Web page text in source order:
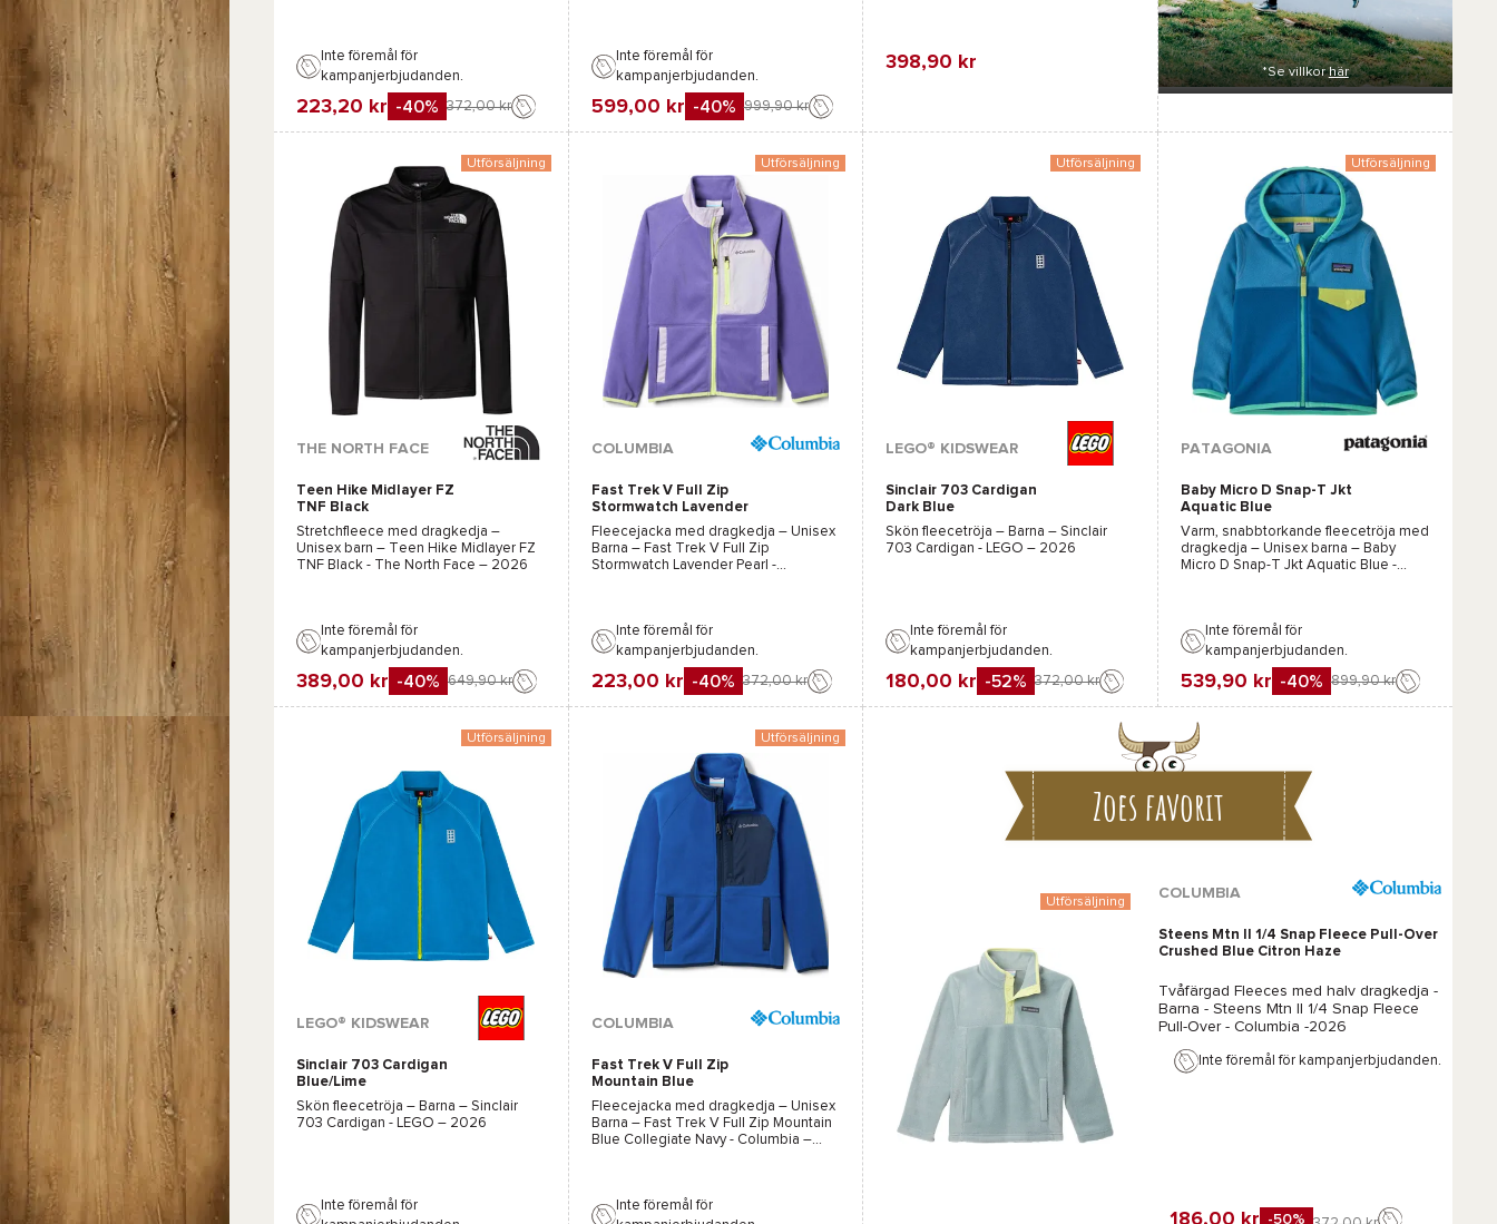
Inte föremål för
kampanjerbjudanden.
223,20 kr -40% 372,00 kr
Inte föremål för
kampanjerbjudanden.
599,00 kr -40% 999,90 kr
398,90 kr *Se villkorhär
Utförsäljning
THE NORTH FACE
Teen Hike Midlayer FZ
TNF Black
Stretchfleece med dragkedja –
Unisex barn –
Teen Hike Midlayer FZ
TNF Black - The North Face – 2026
Inte föremål för
kampanjerbjudanden.
389,00 kr -40% 649,90 kr
Utförsäljning
Svart Marinblå
COLUMBIA
Fast Trek V Full Zip
Stormwatch Lavender
Pearl
Fleecejacka med dragkedja – Unisex
Barna – Fast Trek V Full Zip
Stormwatch Lavender Pearl -
Inte föremål för
kampanjerbjudanden.
223,00 kr -40% 372,00 kr
Utförsäljning
Rosa Blå
LEGO® KIDSWEAR
Sinclair 703 Cardigan
Dark Blue
Skön fleecetröja – Barna – Sinclair
703 Cardigan - LEGO – 2026
Inte föremål för
kampanjerbjudanden.
180,00 kr -52% 372,00 kr
Utförsäljning
PATAGONIA
Baby Micro D Snap-T Jkt
Aquatic Blue
Varm, snabbtorkande fleecetröja med
dragkedja – Unisex barna – Baby
Micro D Snap-T Jkt Aquatic Blue -
Inte föremål för
kampanjerbjudanden.
539,90 kr -40% 899,90 kr
Utförsäljning
Marinblå Rosa
LEGO® KIDSWEAR
Sinclair 703 Cardigan
Blue/Lime
Skön fleecetröja – Barna – Sinclair
703 Cardigan - LEGO – 2026
Inte föremål för
Utförsäljning
Svart Lila
COLUMBIA
Fast Trek V Full Zip
Mountain Blue
Collegiate Navy
Fleecejacka med dragkedja – Unisex
Barna – Fast Trek V Full Zip Mountain
Blue Collegiate Navy - Columbia –
Inte föremål för
Zoes favorit
Utförsäljning
COLUMBIA
Steens Mtn II 1/4 Snap Fleece Pull-Over
Crushed Blue Citron Haze
Tvåfärgad Fleeces med halv dragkedja -
Barna - Steens Mtn II 1/4 Snap Fleece
Pull-Over - Columbia -2026
Inte föremål för kampanjerbjudanden.
186,00 kr -50%